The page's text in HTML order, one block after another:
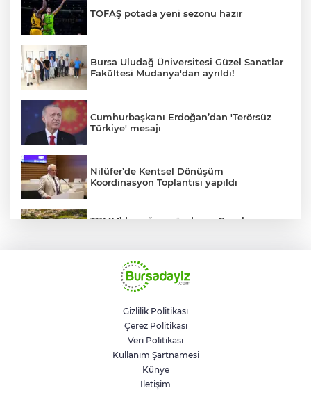
TOFAŞ potada yeni sezonu hazır
Bursa Uludağ Üniversitesi Güzel Sanatlar
Fakültesi Mudanya'dan ayrıldı!
Cumhurbaşkanı Erdoğan’dan 'Terörsüz
Türkiye' mesajı
Nilüfer’de Kentsel Dönüşüm
Koordinasyon Toplantısı yapıldı
TBMM’de yoğun gündem... Çocuk
BUSKİ'den su tarifeleri açıklaması... Aylık
güncelleme yeni zam uygulaması değil
Geleceğin milli kaykaycıları
Osmangazi’de yarışıyor
Gizlilik Politikası
Çerez Politikası
Veri Politikası
Kullanım Şartnamesi
Künye
İletişim